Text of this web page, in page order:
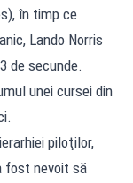
în timp ce
Lando Norris
de secunde.
unei cursei din
piloţilor,
fost nevoit să